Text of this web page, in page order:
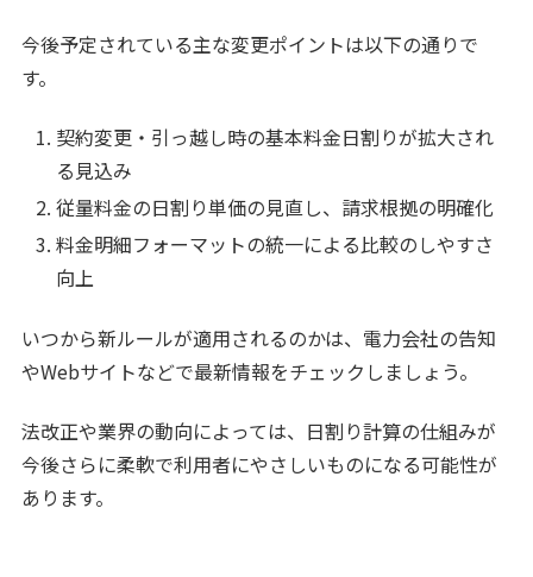
今後予定されている主な変更ポイントは以下の通りで
す。
契約変更・引っ越し時の基本料金日割りが拡大され
る見込み
従量料金の日割り単価の見直し、請求根拠の明確化
料金明細フォーマットの統一による比較のしやすさ
向上
いつから新ルールが適用されるのかは、電力会社の告知
やWebサイトなどで最新情報をチェックしましょう。
法改正や業界の動向によっては、日割り計算の仕組みが
今後さらに柔軟で利用者にやさしいものになる可能性が
あります。